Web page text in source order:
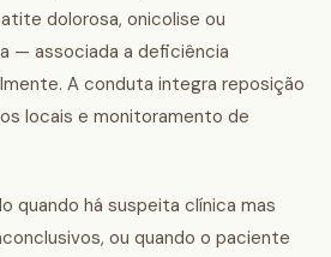
dolorosa, onicolise ou
— associada a deficiência
A conduta integra reposição
locais e monitoramento de
quando há suspeita clínica mas
ou quando o paciente